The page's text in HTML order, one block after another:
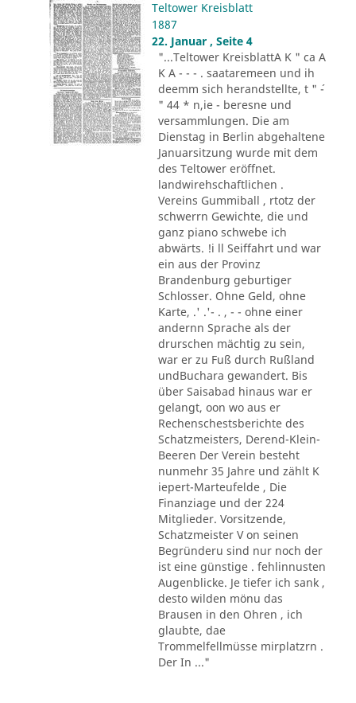
Teltower Kreisblatt
1887
22. Januar , Seite 4
"...Teltower KreisblattA K " ca A
K A - - - . saataremeen und ih
deemm sich herandstellte, t " ´-
" 44 * n,ie - beresne und
versammlungen. Die am
Dienstag in Berlin abgehaltene
Januarsitzung wurde mit dem
des Teltower eröffnet.
landwirehschaftlichen .
Vereins Gummiball , rtotz der
schwerrn Gewichte, die und
ganz piano schwebe ich
abwärts. !i ll Seiffahrt und war
ein aus der Provinz
Brandenburg geburtiger
Schlosser. Ohne Geld, ohne
Karte, .' .'- . , - - ohne einer
andernn Sprache als der
drurschen mächtig zu sein,
war er zu Fuß durch Rußland
undBuchara gewandert. Bis
über Saisabad hinaus war er
gelangt, oon wo aus er
Rechenschestsberichte des
Schatzmeisters, Derend-Klein-
Beeren Der Verein besteht
nunmehr 35 Jahre und zählt K
iepert-Marteufelde , Die
Finanziage und der 224
Mitglieder. Vorsitzende,
Schatzmeister V on seinen
Begründeru sind nur noch der
ist eine günstige . fehlinnusten
Augenblicke. Je tiefer ich sank ,
desto wilden mönu das
Brausen in den Ohren , ich
glaubte, dae
Trommelfellmüsse mirplatzrn .
Der In ..."